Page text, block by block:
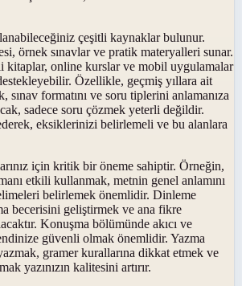
çeşitli kaynaklar bulunur.
örnek sınavlar ve pratik materyalleri sunar.
kitaplar, online kurslar ve mobil uygulamalar
Özellikle, geçmiş yıllara ait
sınav formatını ve soru tiplerini anlamanıza
sadece soru çözmek yeterli değildir.
eksiklerinizi belirlemeli ve bu alanlara
için kritik bir öneme sahiptir. Örneğin,
etkili kullanmak, metnin genel anlamını
belirlemek önemlidir. Dinleme
becerisini geliştirmek ve ana fikre
Konuşma bölümünde akıcı ve
güvenli olmak önemlidir. Yazma
gramer kurallarına dikkat etmek ve
yazınızın kalitesini artırır.